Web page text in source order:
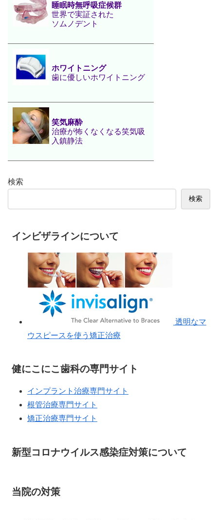
睡眠時無呼吸症候群
世界で実証された
ソムノデント
ホワイトニング
歯に優しいホワイトニング
笑気麻酔
治療が怖くなくなる笑気吸
入鎮静法
検索
検索
インビザラインについて
透明なマ
ウスピースを使う矯正治療
健にこにこ歯科の専門サイト
インプラント治療専門サイト
根管治療専門サイト
矯正治療専門サイト
新型コロナウイルス感染症対策について
当院の対策